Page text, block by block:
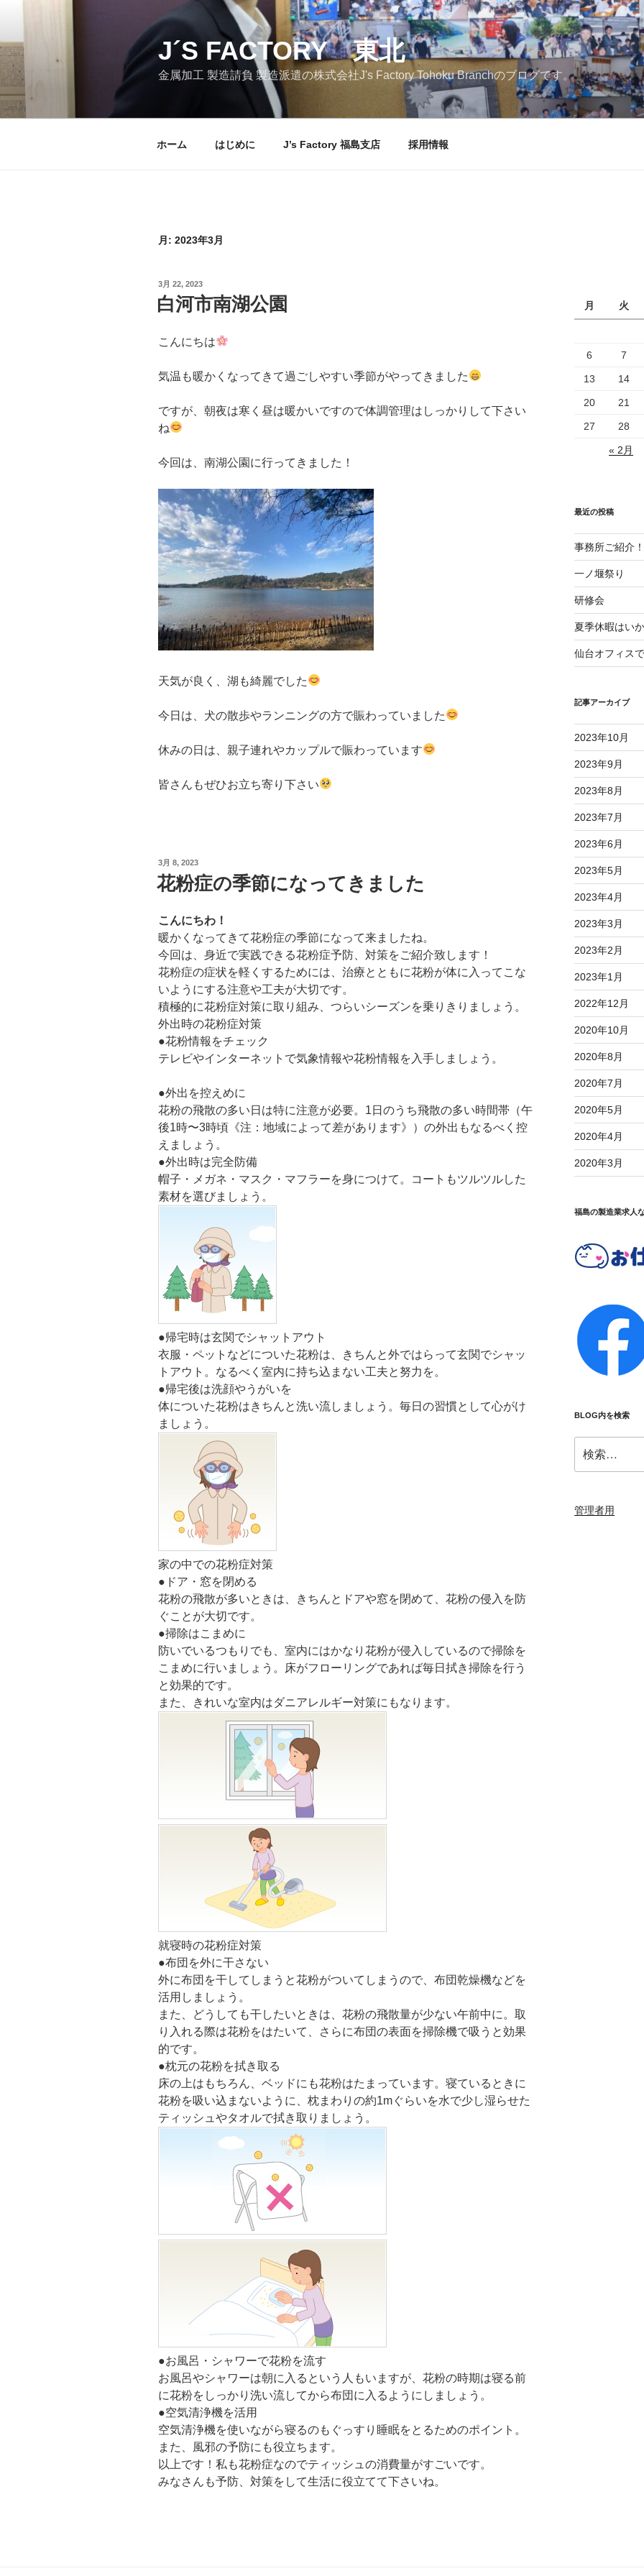
テ
ン
ツ
へ
ス
J´S FACTORY 東北
金属加工 製造請負 製造派遣の株式会社J's Factory Tohoku Branchのブログです。
ホーム はじめに J’s Factory 福島支店 採用情報
月: 2023年3月
投
稿
日:
3月 22, 2023
白河市南湖公園
こんにちは
気温も暖かくなってきて過ごしやすい季節がやってきました
ですが、朝夜は寒く昼は暖かいですので体調管理はしっかりして下さい
ね
今回は、南湖公園に行ってきました！
天気が良く、湖も綺麗でした
今日は、犬の散歩やランニングの方で賑わっていました
休みの日は、親子連れやカップルで賑わっています
皆さんもぜひお立ち寄り下さい
投
稿
日:
3月 8, 2023
花粉症の季節になってきました
こんにちわ！
暖かくなってきて花粉症の季節になって来ましたね。
今回は、身近で実践できる花粉症予防、対策をご紹介致します！
花粉症の症状を軽くするためには、治療とともに花粉が体に入ってこな
いようにする注意や工夫が大切です。
積極的に花粉症対策に取り組み、つらいシーズンを乗りきりましょう。
外出時の花粉症対策
●花粉情報をチェック
テレビやインターネットで気象情報や花粉情報を入手しましょう。
●外出を控えめに
花粉の飛散の多い日は特に注意が必要。1日のうち飛散の多い時間帯（午
後1時〜3時頃《注：地域によって差があります》）の外出もなるべく控
えましょう。
●外出時は完全防備
帽子・メガネ・マスク・マフラーを身につけて。コートもツルツルした
素材を選びましょう。
●帰宅時は玄関でシャットアウト
衣服・ペットなどについた花粉は、きちんと外ではらって玄関でシャッ
トアウト。なるべく室内に持ち込まない工夫と努力を。
●帰宅後は洗顔やうがいを
体についた花粉はきちんと洗い流しましょう。毎日の習慣として心がけ
ましょう。
家の中での花粉症対策
● ドア・窓を閉める
花粉の飛散が多いときは、きちんとドアや窓を閉めて、花粉の侵入を防
ぐことが大切です。
●掃除はこまめに
防いでいるつもりでも、室内にはかなり花粉が侵入しているので掃除を
こまめに行いましょう。床がフローリングであれば毎日拭き掃除を行う
と効果的です。
また、きれいな室内はダニアレルギー対策にもなります。
就寝時の花粉症対策
●布団を外に干さない
外に布団を干してしまうと花粉がついてしまうので、布団乾燥機などを
活用しましょう。
また、どうしても干したいときは、花粉の飛散量が少ない午前中に。取
り入れる際は花粉をはたいて、さらに布団の表面を掃除機で吸うと効果
的です。
●枕元の花粉を拭き取る
床の上はもちろん、ベッドにも花粉はたまっています。寝ているときに
花粉を吸い込まないように、枕まわりの約1mぐらいを水で少し湿らせた
ティッシュやタオルで拭き取りましょう。
●お風呂・シャワーで花粉を流す
お風呂やシャワーは朝に入るという人もいますが、花粉の時期は寝る前
に花粉をしっかり洗い流してから布団に入るようにしましょう。
●空気清浄機を活用
空気清浄機を使いながら寝るのもぐっすり睡眠をとるためのポイント。
また、風邪の予防にも役立ちます。
以上です！私も花粉症なのでティッシュの消費量がすごいです。
みなさんも予防、対策をして生活に役立てて下さいね。
月 火
6 7
13 14
20 21
27 28
« 2月
最近の投稿
事務所ご紹介！
一ノ堰祭り
研修会
夏季休暇はい
仙台オフィス
記事アーカイブ
2023年10月
2023年9月
2023年8月
2023年7月
2023年6月
2023年5月
2023年4月
2023年3月
2023年2月
2023年1月
2022年12月
2020年10月
2020年8月
2020年7月
2020年5月
2020年4月
2020年3月
福島の製造業求人
BLOG内を検索
索:
管理者用